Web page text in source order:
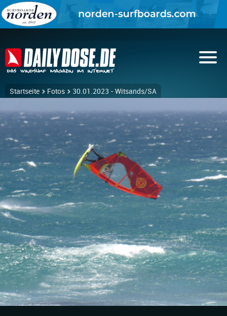
Startseite Fotos 30.01.2023 - Witsands/SA